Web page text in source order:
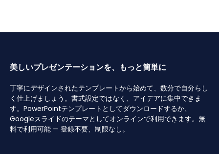
美しいプレゼンテーションを、もっと簡単に
丁寧にデザインされたテンプレートから始めて、数分で自分らし
く仕上げましょう。書式設定ではなく、アイデアに集中できま
す。PowerPointテンプレートとしてダウンロードするか、
Googleスライドのテーマとしてオンラインで利用できます。無
料で利用可能 — 登録不要、制限なし。